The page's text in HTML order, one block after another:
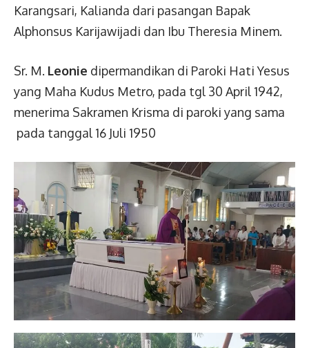
Karangsari, Kalianda dari pasangan Bapak
Alphonsus Karijawijadi dan Ibu Theresia Minem.
Sr. M. Leonie dipermandikan di Paroki Hati Yesus
yang Maha Kudus Metro, pada tgl 30 April 1942,
menerima Sakramen Krisma di paroki yang sama
pada tanggal 16 Juli 1950